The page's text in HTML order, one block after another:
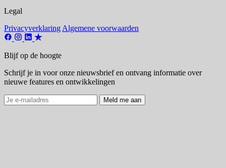
Legal
Privacyverklaring Algemene voorwaarden
Blijf op de hoogte
Schrijf je in voor onze nieuwsbrief en ontvang informatie over
nieuwe features en ontwikkelingen
Meld me aan